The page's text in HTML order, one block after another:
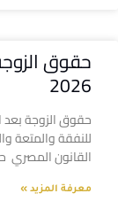
حقوق
2026
للنفقة والمتعة
القانون المصري
معرفة المزيد »